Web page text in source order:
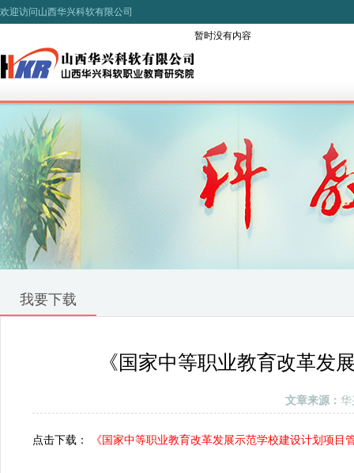
欢迎访问山西华兴科软有限公司
暂时没有内容
我要下载
《国家中等职业教育改革发
文章来源：华
点击下载： 《国家中等职业教育改革发展示范学校建设计划项目